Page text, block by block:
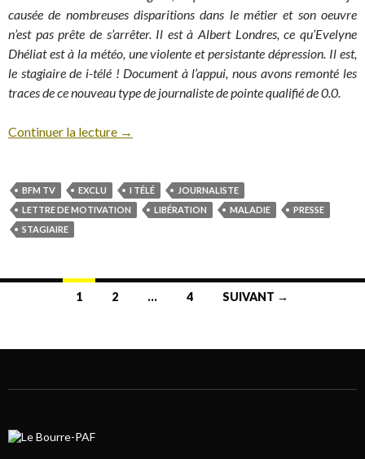
causée de nombreuses disparitions dans le métier et son oeuvre
n’est pas prête de s’arrêter. Il est à Albert Londres, ce qu’Evelyne
Dhéliat est à la météo, une violente et persistante dépression. Il est,
le stagiaire de i-télé ! Document à l’appui, nous avons remonté les
traces de ce nouveau type de journaliste de pointe qualifié de 0.0.
Continuer la lecture →
BFM TV EXCLU I TÉLÉ
JOURNALISTE
LETTRE DE MOTIVATION
LIBÉRATION MALADIE
PRESSE
STAGIAIRE
1 2 … 4 SUIVANT →